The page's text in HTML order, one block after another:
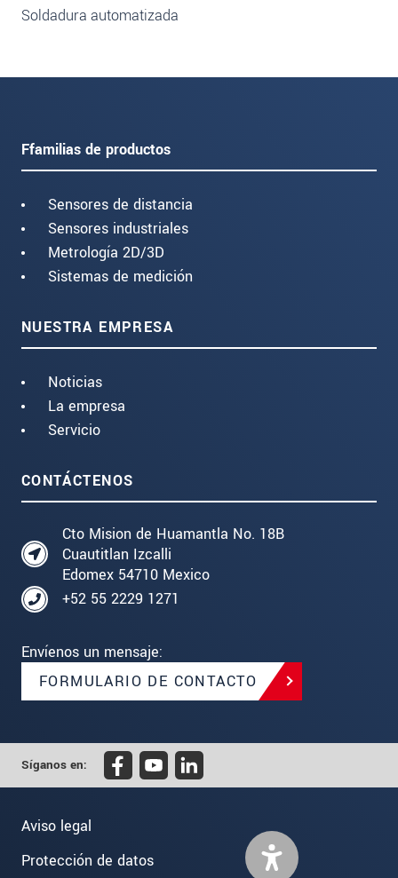
Soldadura automatizada
Ffamilias de productos
Sensores de distancia
Sensores industriales
Metrología 2D/3D
Sistemas de medición
NUESTRA EMPRESA
Noticias
La empresa
Servicio
CONTÁCTENOS
Cto Mision de Huamantla No. 18B
Cuautitlan Izcalli
Edomex 54710 Mexico
+52 55 2229 1271
Envíenos un mensaje:
FORMULARIO DE CONTACTO
Síganos en:
Aviso legal
Protección de datos